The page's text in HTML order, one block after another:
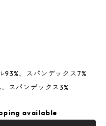
93%、スパンデックス7%
パンデックス3%
available